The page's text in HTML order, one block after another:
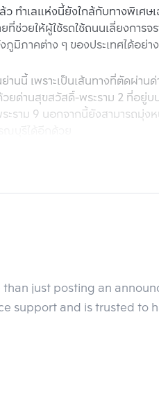
ทำเลแห่งนี้ยังใกล้กับทางพิเศษ
ช่วยให้ผู้ใช้รถใช้ถนนเลี่ยงการจ
ภูมิภาคต่าง ๆ ของประเทศได้อย่า
นี้ เพราะเป็นเส้นทางที่ตัดผ่านด่
วยด่านสุขสวัสดิ์-พระราม 2 ที่อยู่
ะราม 9 นอกจากนี้ยังสามารถมุ่ง
บุรีได้อีกด้วย
ดั้งเดิม ปราศจากความวุ่นวาย อี
คาเฟ่ ไลฟ์สไตล์ของกิน และแหล่ง
คอนโดใกล้ของกินที่อยู่ใกล้เมืองแ
just posting an
support and is trusted to